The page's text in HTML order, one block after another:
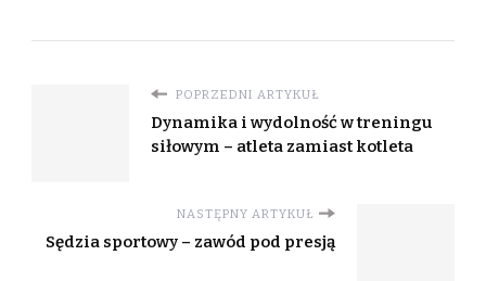
POPRZEDNI ARTYKUŁ
Dynamika i wydolność w treningu
siłowym – atleta zamiast kotleta
NASTĘPNY ARTYKUŁ
Sędzia sportowy – zawód pod presją